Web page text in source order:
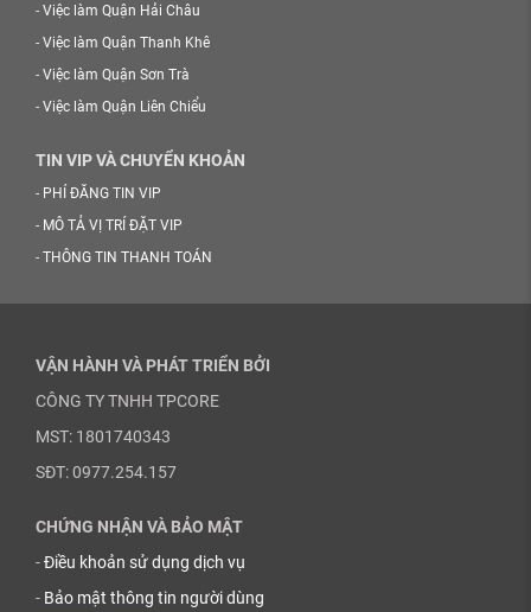
- Việc làm Quận Hải Châu
- Việc làm Quận Thanh Khê
- Việc làm Quận Sơn Trà
- Việc làm Quận Liên Chiểu
TIN VIP VÀ CHUYỂN KHOẢN
- PHÍ ĐĂNG TIN VIP
- MÔ TẢ VỊ TRÍ ĐẶT VIP
- THÔNG TIN THANH TOÁN
VẬN HÀNH VÀ PHÁT TRIỂN BỞI
CÔNG TY TNHH TPCORE
MST: 1801740343
SĐT: 0977.254.157
CHỨNG NHẬN VÀ BẢO MẬT
-Điều khoản sử dụng dịch vụ
- Bảo mật thông tin người dùng